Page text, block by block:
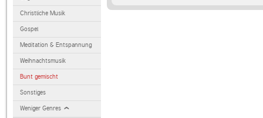
Christliche Musik
Gospel
Meditation & Entspannung
Weihnachtsmusik
Bunt gemischt
Sonstiges
Weniger Genres